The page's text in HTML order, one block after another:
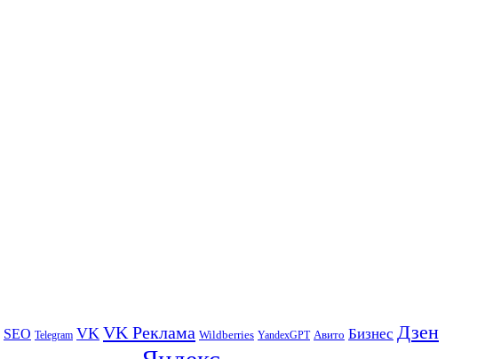
SEO Telegram VK VK Реклама Wildberries YandexGPT Авито Бизнес Дзен